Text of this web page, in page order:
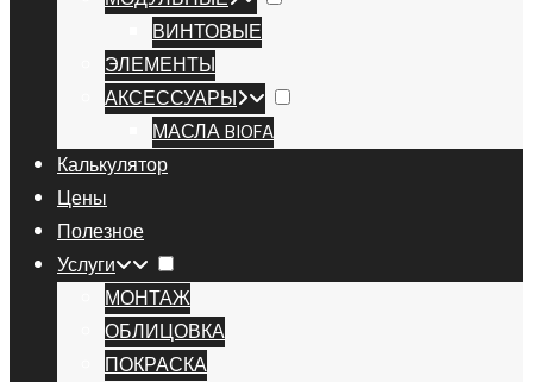
ВИНТОВЫЕ
ЭЛЕМЕНТЫ
АКСЕССУАРЫ
МАСЛА BIOFA
Калькулятор
Цены
Полезное
Услуги
МОНТАЖ
ОБЛИЦОВКА
ПОКРАСКА